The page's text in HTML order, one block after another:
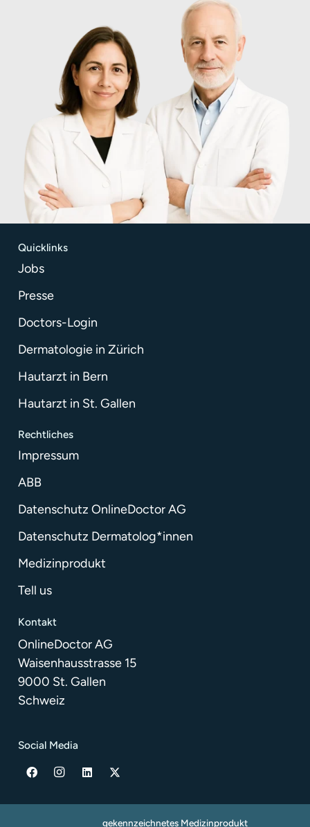
Quicklinks
Jobs
Presse
Doctors-Login
Dermatologie in Zürich
Hautarzt in Bern
Hautarzt in St. Gallen
Rechtliches
Impressum
ABB
Datenschutz OnlineDoctor AG
Datenschutz Dermatolog*innen
Medizinprodukt
Tell us
Kontakt
OnlineDoctor AG
Waisenhausstrasse 15
9000 St. Gallen
Schweiz
Social Media
gekennzeichnetes Medizinprodukt